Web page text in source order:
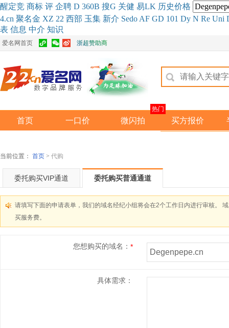
醒定竞 商标 评 企聘 D 360B 搜G 关健 易LK 历史价格
4.cn 聚名金 XZ 22 西部 玉集 新介 Sedo AF GD 101 Dy N Re Uni
表 信息 中介 知识